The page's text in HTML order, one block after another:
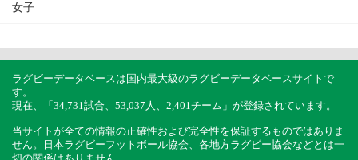
女子
ラグビーデータベースは国内最大級のラグビーデータベースサイトで
す。
現在、「34,731試合、53,037人、2,401チーム」が登録されています。
当サイトが全ての情報の正確性および完全性を保証するものではありま
せん。日本ラグビーフットボール協会、各地方ラグビー協会などとは一